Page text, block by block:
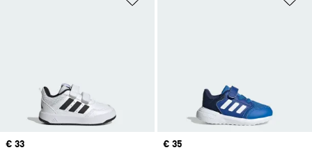
Precio
€ 33
Precio
€ 35